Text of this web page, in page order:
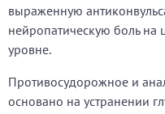
выраженную
нейропатическую боль
уровне.
Противосудорожное и
основано на устранении